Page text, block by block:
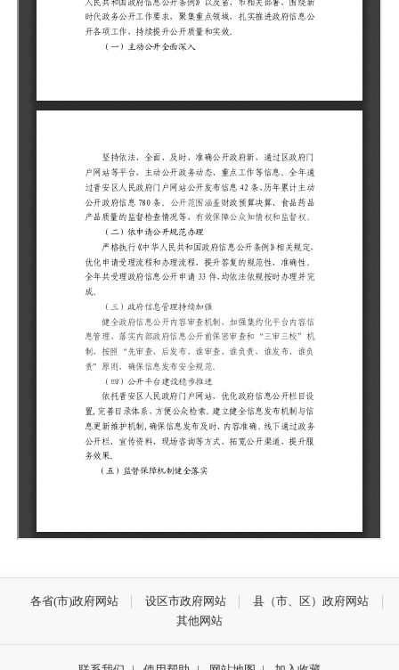
各省(市)政府网站 设区市政府网站
县（市、区）政府网站
其他网站